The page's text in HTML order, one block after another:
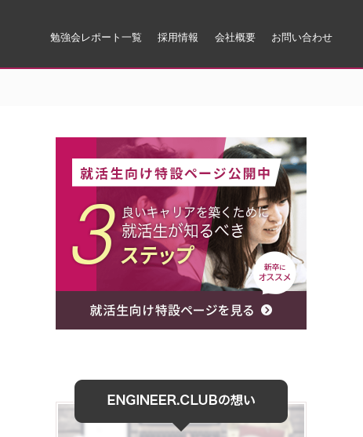
勉強会レポート一覧 採用情報 会社概要 お問い合わせ